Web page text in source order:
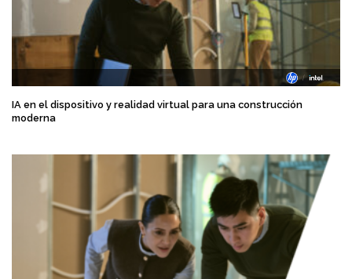
IA en el dispositivo y realidad virtual para una construcción
moderna